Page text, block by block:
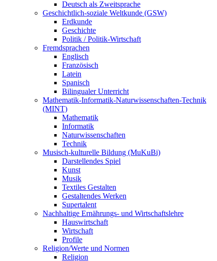
Deutsch als Zweitsprache
Geschichtlich-soziale Weltkunde (GSW)
Erdkunde
Geschichte
Politik / Politik-Wirtschaft
Fremdsprachen
Englisch
Französisch
Latein
Spanisch
Bilingualer Unterricht
Mathematik-Informatik-Naturwissenschaften-Technik
(MINT)
Mathematik
Informatik
Naturwissenschaften
Technik
Musisch-kulturelle Bildung (MuKuBi)
Darstellendes Spiel
Kunst
Musik
Textiles Gestalten
Gestaltendes Werken
Supertalent
Nachhaltige Ernährungs- und Wirtschaftslehre
Hauswirtschaft
Wirtschaft
Profile
Religion/Werte und Normen
Religion